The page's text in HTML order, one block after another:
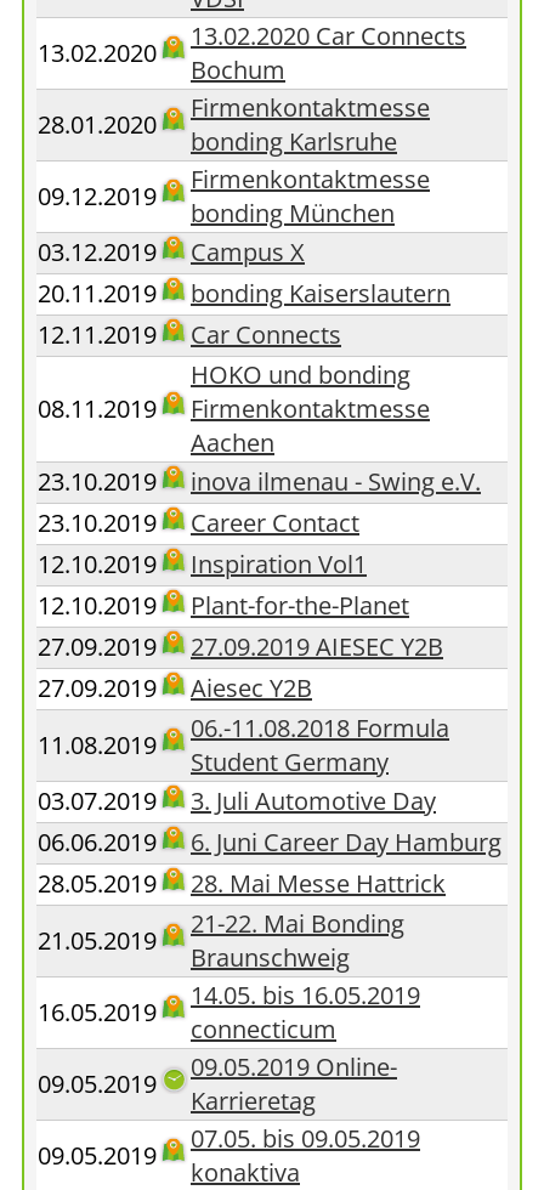
13.02.2020
13.02.2020 Car Connects
Bochum
28.01.2020
Firmenkontaktmesse
bonding Karlsruhe
09.12.2019
Firmenkontaktmesse
bonding München
03.12.2019
Campus X
20.11.2019
bonding Kaiserslautern
12.11.2019
Car Connects
08.11.2019
HOKO und bonding
Firmenkontaktmesse
Aachen
23.10.2019
inova ilmenau - Swing e.V.
23.10.2019
Career Contact
12.10.2019
Inspiration Vol1
12.10.2019
Plant-for-the-Planet
27.09.2019
27.09.2019 AIESEC Y2B
27.09.2019
Aiesec Y2B
11.08.2019
06.-11.08.2018 Formula
Student Germany
03.07.2019
3. Juli Automotive Day
06.06.2019
6. Juni Career Day Hamburg
28.05.2019
28. Mai Messe Hattrick
21.05.2019
21-22. Mai Bonding
Braunschweig
16.05.2019
14.05. bis 16.05.2019
connecticum
09.05.2019
09.05.2019 Online-
Karrieretag
09.05.2019
07.05. bis 09.05.2019
konaktiva